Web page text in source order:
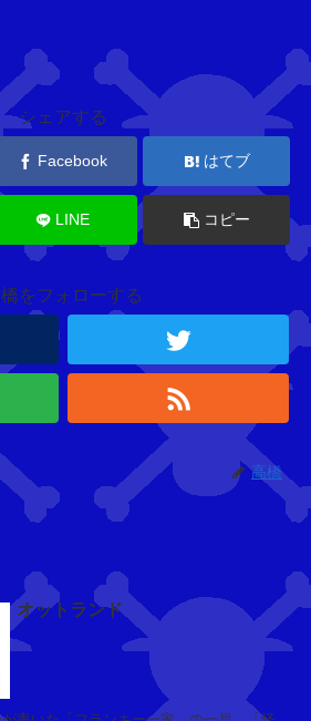
シェアする
Facebook はてブ
LINE コピー
をフォローする
高橋
オットランド